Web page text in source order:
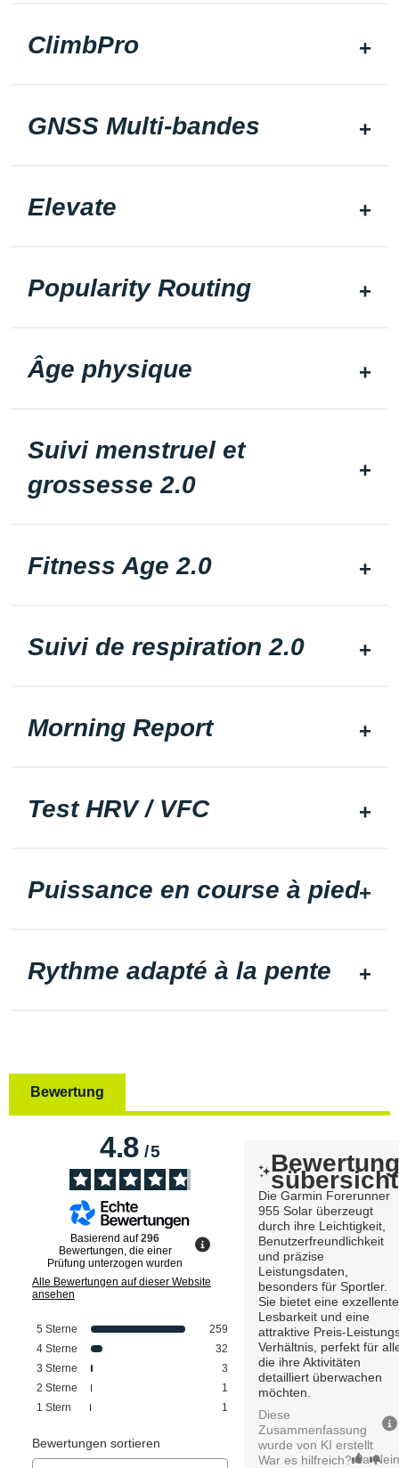
ClimbPro
GNSS Multi-bandes
Elevate
Popularity Routing
Âge physique
Suivi menstruel et
grossesse 2.0
Fitness Age 2.0
Suivi de respiration 2.0
Morning Report
Test HRV / VFC
Puissance en course à pied
Rythme adapté à la pente
Bewertung
4.8/5
Basierend auf296
Bewertungen, die einer
Prüfung unterzogen wurden
Alle Bewertungen auf dieser Website
ansehen
5 Sterne
259
4 Sterne
32
3 Sterne
3
2 Sterne
1
1 Stern 1
Bewertungen sortieren
sübersicht
Die Garmin Forerunner
955 Solar überzeugt
durch ihre Leichtigkeit,
Benutzerfreundlichkeit
und präzise
Leistungsdaten,
besonders für Sportler.
Sie bietet eine exzellente
Lesbarkeit und eine
attraktive Preis-
Verhältnis, perfekt für
die ihre Aktivitäten
detailliert überwachen
möchten.
Diese
Zusammenfassung
wurde von KI erstellt
War es hilfreich? Ja